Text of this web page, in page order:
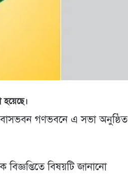
বাসভবন গণভবনে এ সভা অনুষ্ঠিত
বিষয়টি জানানো